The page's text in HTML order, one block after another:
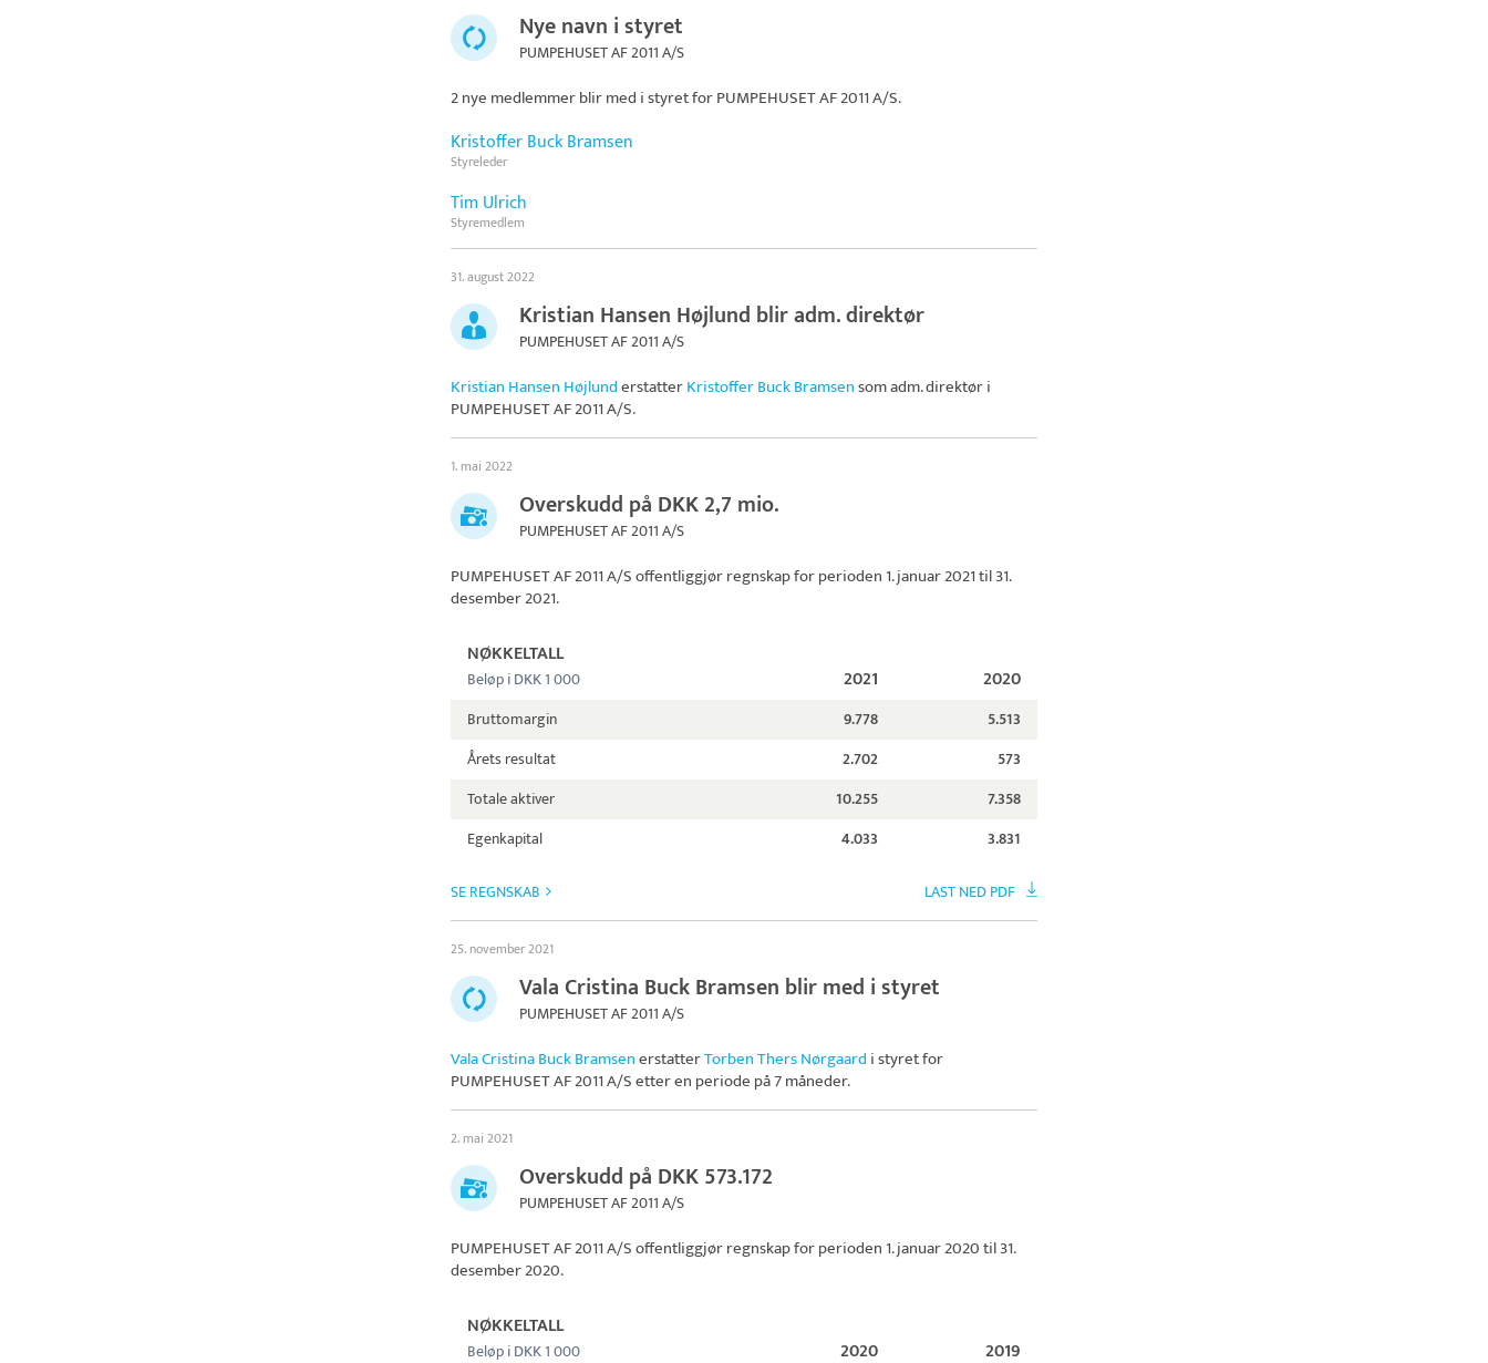
Nye navn i styret
PUMPEHUSET AF 2011 A/S
2 nye medlemmer blir med i styret forPUMPEHUSET AF 2011 A/S.
Kristoffer Buck Bramsen
Styreleder
Tim Ulrich
Styremedlem
31. august 2022
Kristian Hansen Højlund blir adm. direktør
PUMPEHUSET AF 2011 A/S
Kristian Hansen HøjlunderstatterKristoffer Buck Bramsensom adm. direktør i
PUMPEHUSET AF 2011 A/S.
1. mai 2022
Overskudd på DKK 2,7 mio.
PUMPEHUSET AF 2011 A/S
PUMPEHUSET AF 2011 A/Soffentliggjør regnskap for perioden 1. januar 2021 til 31.
desember 2021.
NØKKELTALL
Beløp i DKK 1 000 2021 2020
Bruttomargin 9.778
5.513
Årets resultat
2.702
573
Totale aktiver
10.255
7.358
Egenkapital
4.033 3.831
SE REGNSKAB LAST NED PDF
25. november 2021
Vala Cristina Buck Bramsen blir med i styret
PUMPEHUSET AF 2011 A/S
Vala Cristina Buck BramsenerstatterTorben Thers Nørgaard i styret for
PUMPEHUSET AF 2011 A/Setter en periode på 7 måneder.
2. mai 2021
Overskudd på DKK 573.172
PUMPEHUSET AF 2011 A/S
PUMPEHUSET AF 2011 A/Soffentliggjør regnskap for perioden 1. januar 2020 til 31.
desember 2020.
NØKKELTALL
Beløp i DKK 1 000 2020 2019